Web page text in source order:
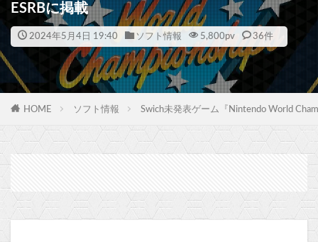
ESRBに掲載
2024年5月4日 19:40 ソフト情報 5,800pv 36件
HOME ソフト情報 Swich未発表ゲーム『Nintendo World